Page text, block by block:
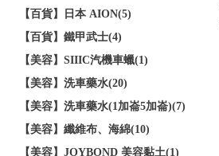
【百貨】日本 AION(5)
【百貨】鐵甲武士(4)
【美容】SIIIC汽機車蠟(1)
【美容】洗車藥水(20)
【美容】洗車藥水(1加崙5加崙)(7)
【美容】纖維布、海綿(10)
【美容】JOYBOND 美容黏土(1)